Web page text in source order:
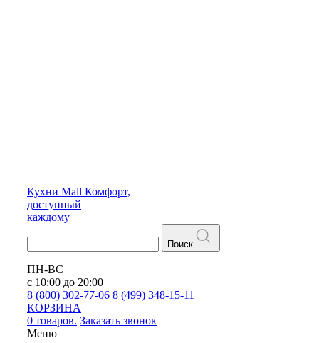
Кухни Mall Комфорт,
доступный
каждому
Поиск
ПН-ВС
с 10:00 до 20:00
8 (800) 302-77-06 8 (499) 348-15-11
КОРЗИНА
0 товаров. Заказать звонок
Меню